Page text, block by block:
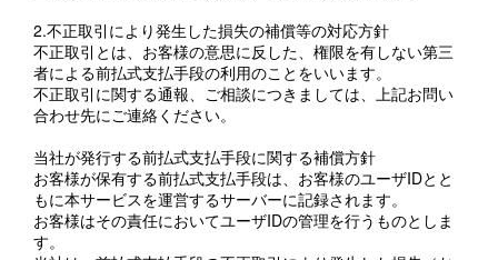
2.不正取引により発生した損失の補償等の対応方針
不正取引とは、お客様の意思に反した、権限を有しない第三
者による前払式支払手段の利用のことをいいます。
不正取引に関する通報、ご相談につきましては、上記お問い
合わせ先にご連絡ください。
当社が発行する前払式支払手段に関する補償方針
お客様が保有する前払式支払手段は、お客様のユーザIDとと
もに本サービスを運営するサーバーに記録されます。
お客様はその責任においてユーザIDの管理を行うものとしま
す。